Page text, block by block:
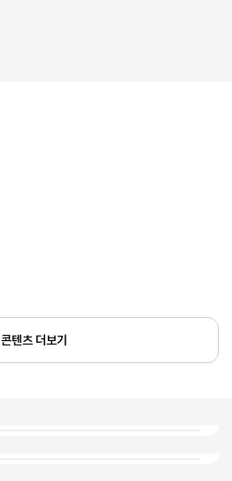
콘텐츠 더보기